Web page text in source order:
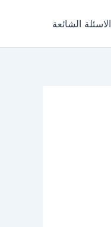
الاسئلة الشائعة